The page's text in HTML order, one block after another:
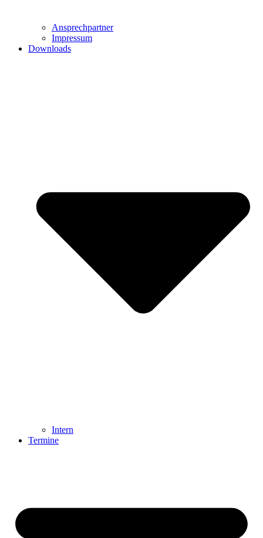
Ansprechpartner
Impressum
Downloads
Intern
Termine